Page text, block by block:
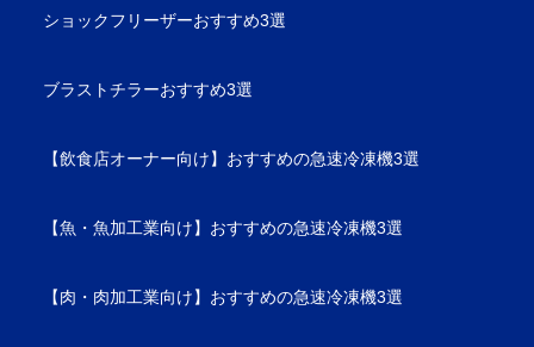
ショックフリーザーおすすめ3選
ブラストチラーおすすめ3選
【飲食店オーナー向け】おすすめの急速冷凍機3選
【魚・魚加工業向け】おすすめの急速冷凍機3選
【肉・肉加工業向け】おすすめの急速冷凍機3選